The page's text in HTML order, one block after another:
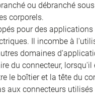
ou débranché
corporels.
pour des
Il incombe à
domaines
du connecteur,
le boîtier et la tête du
aux connecteurs